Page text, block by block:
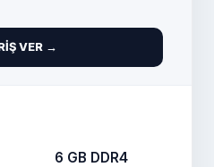
VER →
6 GB DDR4